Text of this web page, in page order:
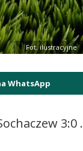
Fot. ilustracyjne
WhatsApp
3:0 .